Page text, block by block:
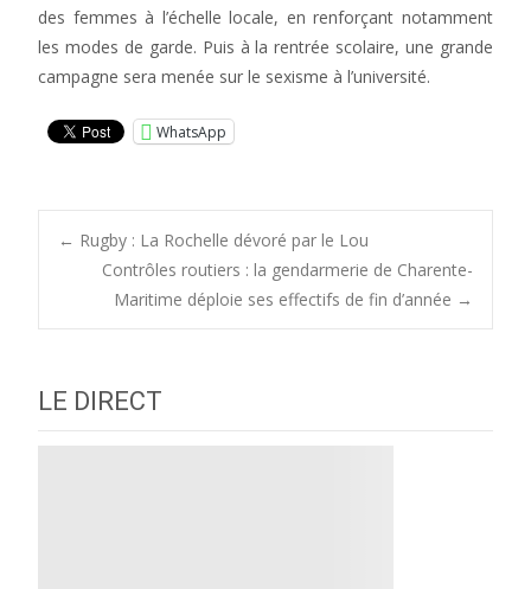
des femmes à l’échelle locale, en renforçant notamment
les modes de garde. Puis à la rentrée scolaire, une grande
campagne sera menée sur le sexisme à l’université.
WhatsApp
Post
navigation
← Rugby : La Rochelle dévoré par le Lou
Contrôles routiers : la gendarmerie de Charente-
Maritime déploie ses effectifs de fin d’année →
LE DIRECT